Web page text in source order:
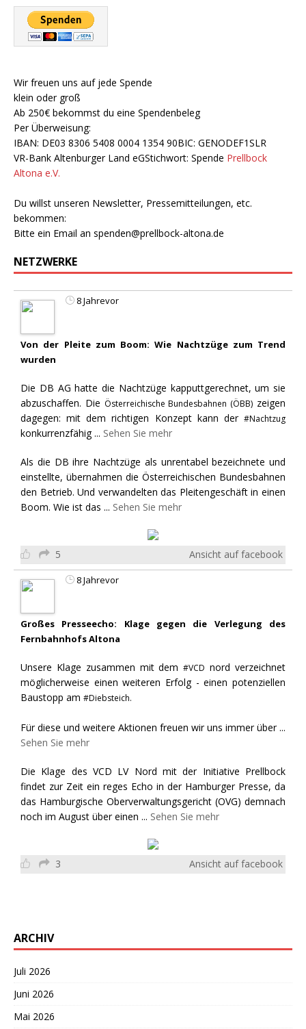
Wir freuen uns auf jede Spende
klein oder groß
Ab 250€ bekommst du eine Spendenbeleg
Per Überweisung:
IBAN: DE03 8306 5408 0004 1354 90BIC: GENODEF1SLR
VR-Bank Altenburger Land eGStichwort: Spende Prellbock
Altona e.V.
Du willst unseren Newsletter, Pressemitteilungen, etc.
bekommen:
Bitte ein Email an spenden@prellbock-altona.de
NETZWERKE
8 Jahrevor
Von der Pleite zum Boom: Wie Nachtzüge zum Trend
wurden
Die DB AG hatte die Nachtzüge kapputtgerechnet, um sie
abzuschaffen. Die Österreichische Bundesbahnen (ÖBB) zeigen
dagegen: mit dem richtigen Konzept kann der #Nachtzug
konkurrenzfähig ... Sehen Sie mehr
Als die DB ihre Nachtzüge als unrentabel bezeichnete und
einstellte, übernahmen die Österreichischen Bundesbahnen
den Betrieb. Und verwandelten das Pleitengeschäft in einen
Boom. Wie ist das ... Sehen Sie mehr
5 Ansicht auf facebook
8 Jahrevor
Großes Presseecho: Klage gegen die Verlegung des
Fernbahnhofs Altona
Unsere Klage zusammen mit dem#VCD nord verzeichnet
möglicherweise einen weiteren Erfolg - einen potenziellen
Baustopp am #Diebsteich.
Für diese und weitere Aktionen freuen wir uns immer über ...
Sehen Sie mehr
Die Klage des VCD LV Nord mit der Initiative Prellbock
findet zur Zeit ein reges Echo in der Hamburger Presse, da
das Hamburgische Oberverwaltungsgericht (OVG) demnach
noch im August über einen ... Sehen Sie mehr
3 Ansicht auf facebook
ARCHIV
Juli 2026
Juni 2026
Mai 2026